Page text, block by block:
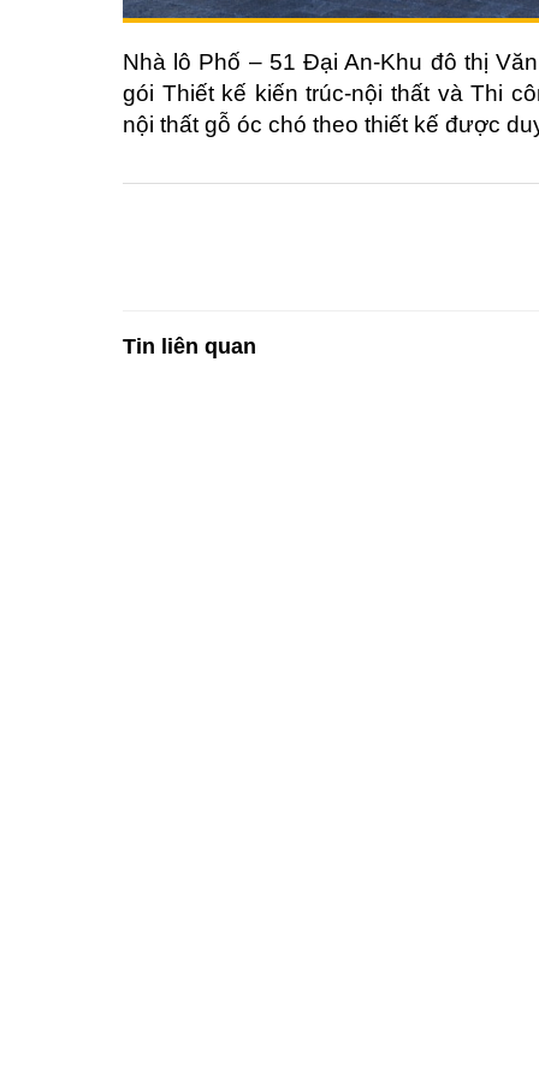
Nhà lô Phố – 51 Đại An-Khu đô thị
gói Thiết kế kiến trúc-nội thất và Thi
nội thất gỗ óc chó theo thiết kế được
Tin liên quan